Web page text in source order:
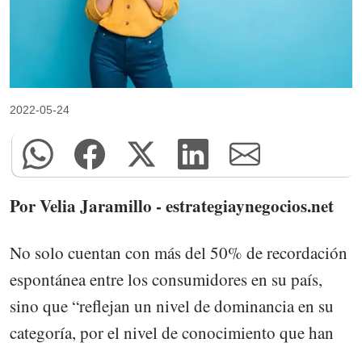
2022-05-24
Por Velia Jaramillo - estrategiaynegocios.net
No solo cuentan con más del 50% de recordación
espontánea entre los consumidores en su país,
sino que “reflejan un nivel de dominancia en su
categoría, por el nivel de conocimiento que han